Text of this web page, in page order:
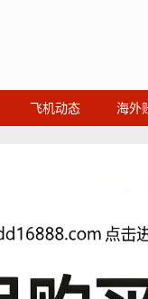
飞机动态 海外